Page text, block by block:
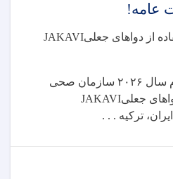
عامه!
از دواهای جعلیJAKAVI
سال ۲۰۲۶ سازمان صحی
جعلیJAKAVI
ترکیه . . .